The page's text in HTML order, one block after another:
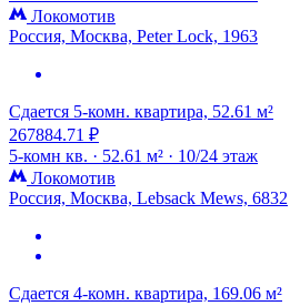
Локомотив
Россия, Москва, Peter Lock, 1963
Сдается 5-комн. квартира, 52.61 м²
267884.71 ₽
5-комн кв. · 52.61 м² · 10/24 этаж
Локомотив
Россия, Москва, Lebsack Mews, 6832
Сдается 4-комн. квартира, 169.06 м²